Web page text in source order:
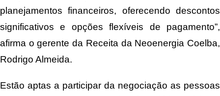
planejamentos financeiros, oferecendo descontos
significativos e opções flexíveis de pagamento”,
afirma o gerente da Receita da Neoenergia Coelba,
Rodrigo Almeida.
Estão aptas a participar da negociação as pessoas